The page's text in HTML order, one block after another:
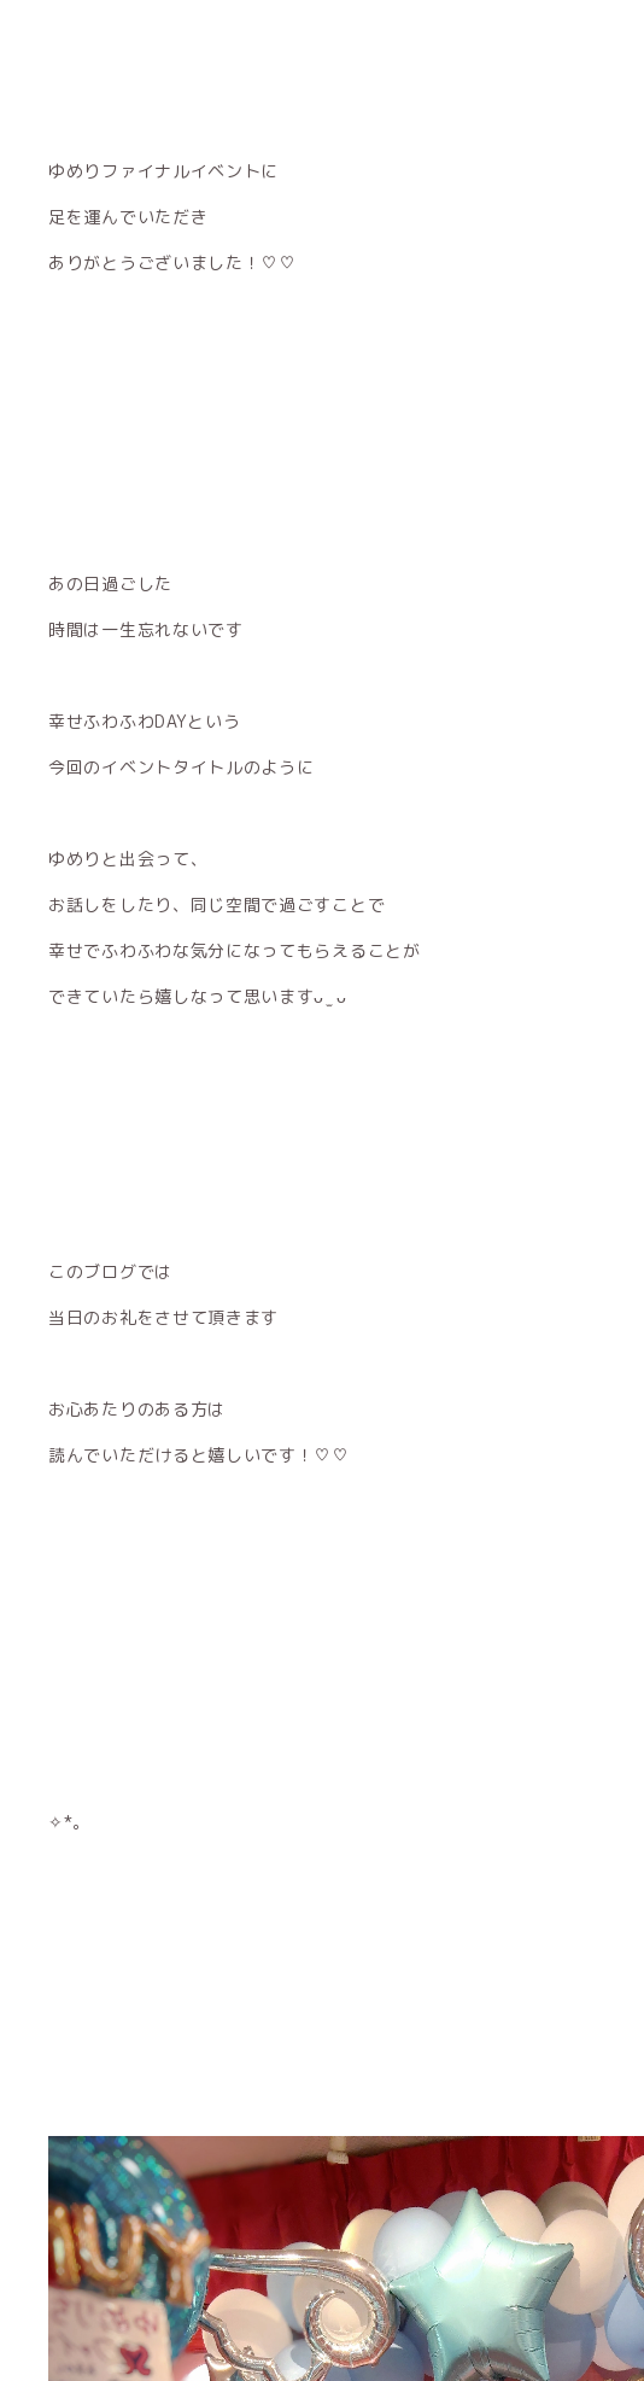
ゆめりファイナルイベントに
足を運んでいただき
ありがとうございました！♡♡
あの日過ごした
時間は一生忘れないです
幸せふわふわDAYという
今回のイベントタイトルのように
ゆめりと出会って、
お話しをしたり、同じ空間で過ごすことで
幸せでふわふわな気分になってもらえることが
できていたら嬉しなって思いますᴗ ̫ ᴗ
このブログでは
当日のお礼をさせて頂きます
お心あたりのある方は
読んでいただけると嬉しいです！♡♡
✧︎*。